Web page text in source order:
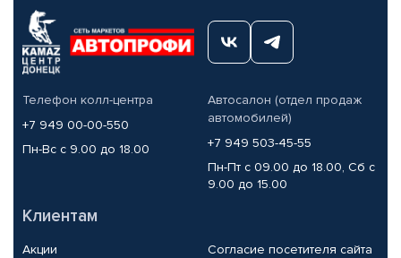
Телефон колл-центра
+7 949 00-00-550
Пн-Вс с 9.00 до 18.00
Автосалон (отдел продаж
автомобилей)
+7 949 503-45-55
Пн-Пт с 09.00 до 18.00, Сб с
9.00 до 15.00
Клиентам
Акции
Согласие посетителя сайта